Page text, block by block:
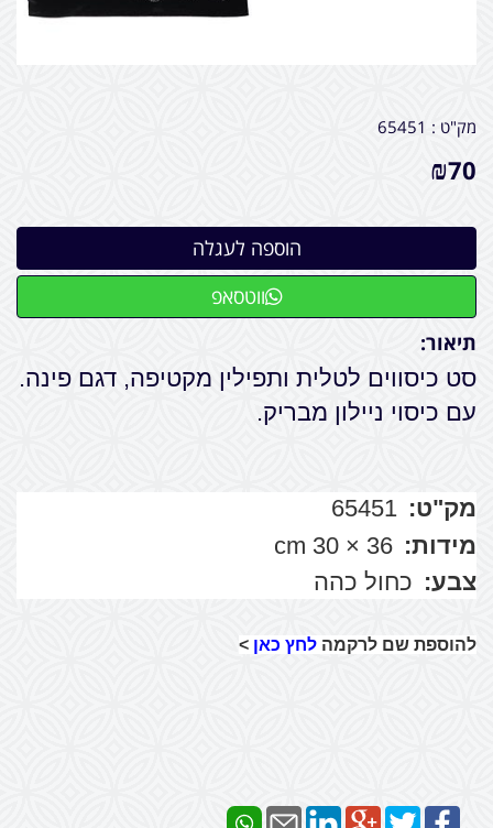
מק"ט : 65451
₪70
ווטסאפ
תיאור:
סט כיסווים לטלית ותפילין מקטיפה, דגם פינה.
עם כיסוי ניילון מבריק.
מק"ט: 65451
מידות: 36 × 30 cm
צבע: כחול כהה
להוספת שם לרקמה לחץ כאן >